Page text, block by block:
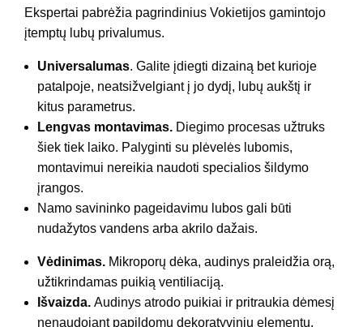
Ekspertai pabrėžia pagrindinius Vokietijos gamintojo
įtemptų lubų privalumus.
Universalumas. Galite įdiegti dizainą bet kurioje
patalpoje, neatsižvelgiant į jo dydį, lubų aukštį ir
kitus parametrus.
Lengvas montavimas. Diegimo procesas užtruks
šiek tiek laiko. Palyginti su plėvelės lubomis,
montavimui nereikia naudoti specialios šildymo
įrangos.
Namo savininko pageidavimu lubos gali būti
nudažytos vandens arba akrilo dažais.
Vėdinimas. Mikroporų dėka, audinys praleidžia orą,
užtikrindamas puikią ventiliaciją.
Išvaizda. Audinys atrodo puikiai ir pritraukia dėmesį
nenaudojant papildomų dekoratyvinių elementų.